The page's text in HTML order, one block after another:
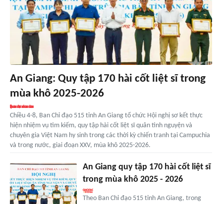
An Giang: Quy tập 170 hài cốt liệt sĩ trong
mùa khô 2025-2026
Chiều 4-8, Ban Chỉ đạo 515 tỉnh An Giang tổ chức Hội nghị sơ kết thực
hiện nhiệm vụ tìm kiếm, quy tập hài cốt liệt sĩ quân tình nguyện và
chuyên gia Việt Nam hy sinh trong các thời kỳ chiến tranh tại Campuchia
và trong nước, giai đoạn XXV, mùa khô 2025-2026.
An Giang quy tập 170 hài cốt liệt sĩ
trong mùa khô 2025 - 2026
Theo Ban Chỉ đạo 515 tỉnh An Giang, trong